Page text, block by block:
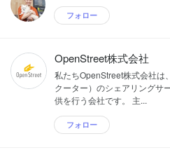
フォロー
OpenStreet株式会社
私たちOpenStreet株式会社は
クーター）のシェアリングサ
供を行う会社です。 主...
フォロー